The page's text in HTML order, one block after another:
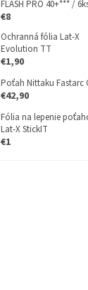
FLASH PRO 40+*** /
€8
Ochranná fólia Lat-X
Evolution TT
€1,90
Poťah Nittaku Fastarc
€42,90
Fólia na lepenie
Lat-X StickIT
€1